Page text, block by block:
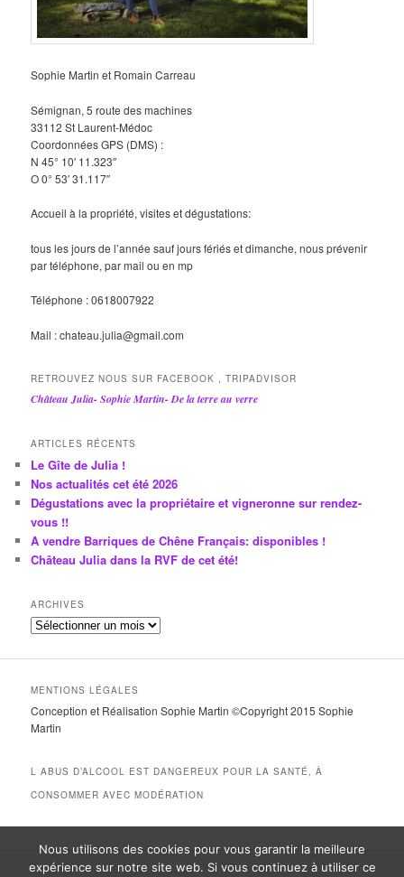
Sophie Martin et Romain Carreau
Sémignan, 5 route des machines
33112 St Laurent-Médoc
Coordonnées GPS (DMS) :
N 45° 10′ 11.323″
O 0° 53′ 31.117″
Accueil à la propriété, visites et dégustations:
tous les jours de l’année sauf jours fériés et dimanche, nous prévenir
par téléphone, par mail ou en mp
Téléphone : 0618007922
Mail : chateau.julia@gmail.com
RETROUVEZ NOUS SUR FACEBOOK , TRIPADVISOR
Château Julia- Sophie Martin- De la terre au verre
ARTICLES RÉCENTS
Le Gîte de Julia !
Nos actualités cet été 2026
Dégustations avec la propriétaire et vigneronne sur rendez-
vous !!
A vendre Barriques de Chêne Français: disponibles !
Château Julia dans la RVF de cet été!
ARCHIVES
A
c
i
v
e
MENTIONS LÉGALES
Conception et Réalisation Sophie Martin ©Copyright 2015 Sophie
Martin
L ABUS D’ALCOOL EST DANGEREUX POUR LA SANTÉ, À
CONSOMMER AVEC MODÉRATION
Nous utilisons des cookies pour vous garantir la meilleure
expérience sur notre site web. Si vous continuez à utiliser ce